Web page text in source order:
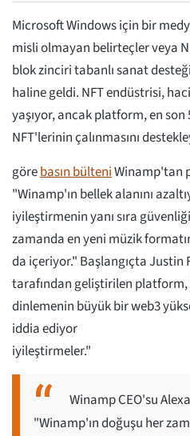
Microsoft Windows için bir
misli olmayan belirteçler veya
blok zinciri tabanlı sanat
haline geldi. NFT endüstrisi,
yaşıyor, ancak platform, en
NFT'lerinin çalınmasını
görebasın bülteniWinamp'tan
"Winamp'ın bellek alanını
iyileştirmenin yanı sıra
zamanda en yeni müzik
da içeriyor." Başlangıçta
tarafından geliştirilen
dinlemenin büyük bir web3
iddia ediyor
iyileştirmeler."
Winamp CEO'su
"Winamp'ın doğuşu her